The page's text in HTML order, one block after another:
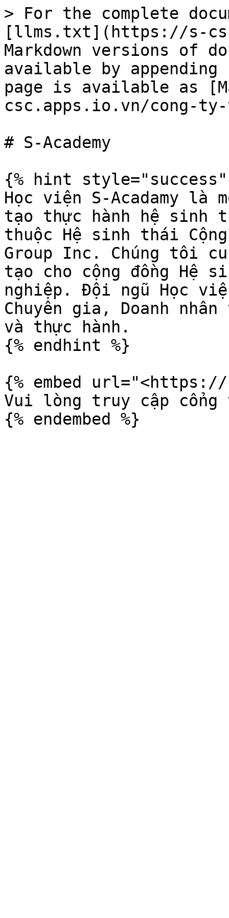
> For the complete
[llms.txt](https://s-
Markdown versions of
available by
page is available as
csc.apps.io.vn/cong-ty-
# S-Academy
{% hint style="success"
Học viện S-Acadamy là
tạo thực hành hệ sinh
thuộc Hệ sinh thái
Group Inc. Chúng tôi
tạo cho cộng đồng Hệ
nghiệp. Đội ngũ Học
Chuyên gia, Doanh
và thực hành.
{% endhint %}
{% embed
Vui lòng truy cập cổng